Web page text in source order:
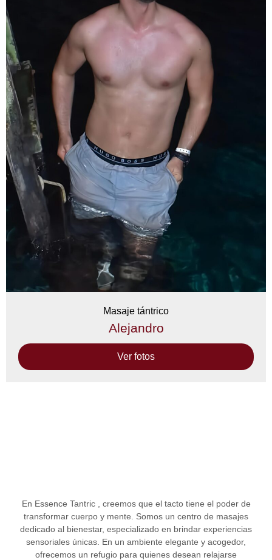
Masaje tántrico
Alejandro
Ver fotos
En Essence Tantric, creemos que el tacto tiene el poder de
transformar cuerpo y mente. Somos un centro de masajes
dedicado al bienestar, especializado en brindar experiencias
sensoriales únicas. En un ambiente elegante y acogedor,
ofrecemos un refugio para quienes desean relajarse